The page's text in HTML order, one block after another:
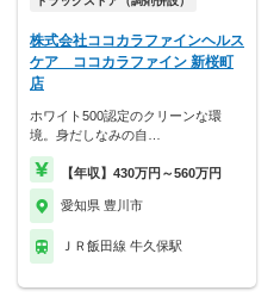
株式会社ココカラファインヘルス
ケア ココカラファイン 新桜町
店
ホワイト500認定のクリーンな環
境。身だしなみの自…
【年収】430万円～560万円
愛知県 豊川市
ＪＲ飯田線 牛久保駅